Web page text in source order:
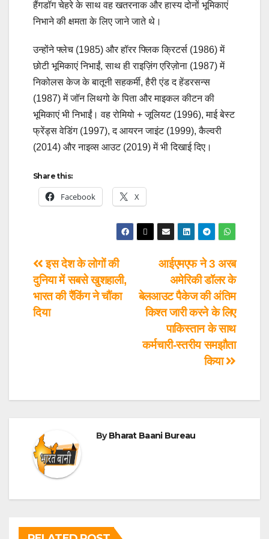
हैंगडॉग चेहरे के साथ वह खतरनाक और हास्य दोनों भूमिकाएं
निभाने की क्षमता के लिए जाने जाते थे।
उन्होंने फ्लेच (1985) और हॉरर फ्लिक क्रिटर्स (1986) में
छोटी भूमिकाएं निभाईं, साथ ही राइज़िंग एरिज़ोना (1987) में
निकोलस केज के बातूनी सहकर्मी, हैरी एंड द हेंडरसन्स
(1987) में जॉन लिथगो के पिता और माइकल कीटन की
भूमिकाएं भी निभाईं। वह रोमियो + जूलियट (1996), माई बेस्ट
फ्रेंड्स वेडिंग (1997), द आयरन जाइंट (1999), कैल्वरी
(2014) और नाइव्स आउट (2019) में भी दिखाई दिए।
Share this:
Facebook X
आईएमएफ ने 3 अरब
अमेरिकी डॉलर के
बेलआउट पैकेज की अंतिम
किश्त जारी करने के लिए
पाकिस्तान के साथ
कर्मचारी-स्तरीय समझौता
किया
इस देश के लोगों की
दुनिया में सबसे खुशहाली,
भारत की रैंकिंग ने चौंका
दिया
ByBharat Baani Bureau